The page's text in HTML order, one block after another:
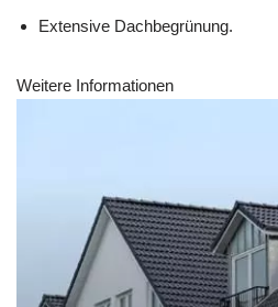
Extensive Dachbegrünung.
Weitere Informationen